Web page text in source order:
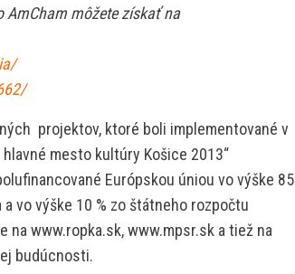
môžete získať na
projektov, ktoré boli implementované v
mesto kultúry Košice 2013“
Európskou úniou vo výške 85
vo výške 10 % zo štátneho rozpočtu
www.ropka.sk, www.mpsr.sk a tiež na
budúcnosti.